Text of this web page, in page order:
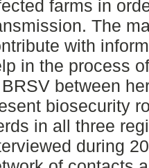
farms in
The
with
in the process
between
biosecurity
in all three
during